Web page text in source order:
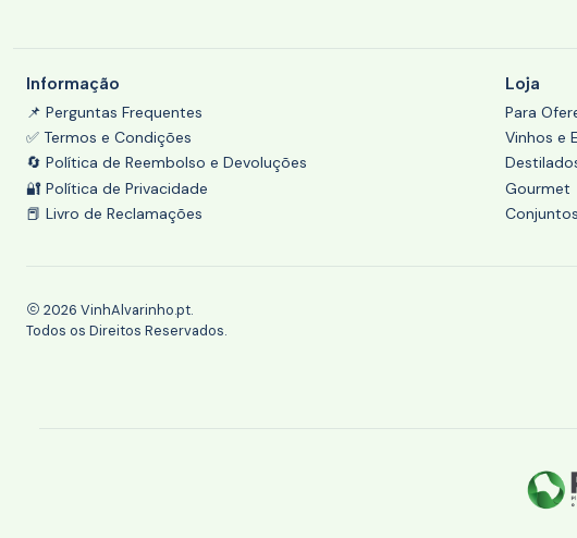
Informação
📌 Perguntas Frequentes
✅ Termos e Condições
🔄 Política de Reembolso e Devoluções
🔐 Política de Privacidade
📕 Livro de Reclamações
Loja
Para
Vinhos e
Gourmet
2026 VinhAlvarinho.pt.
Todos os Direitos Reservados.